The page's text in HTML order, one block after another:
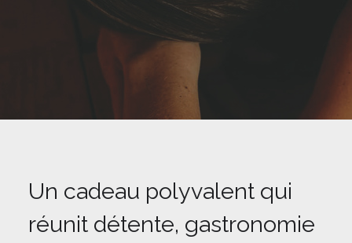
Un cadeau polyvalent qui
réunit détente, gastronomie